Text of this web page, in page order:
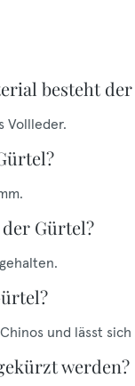
besteht
Vollleder.
Gürtel?
und lässt
werden?